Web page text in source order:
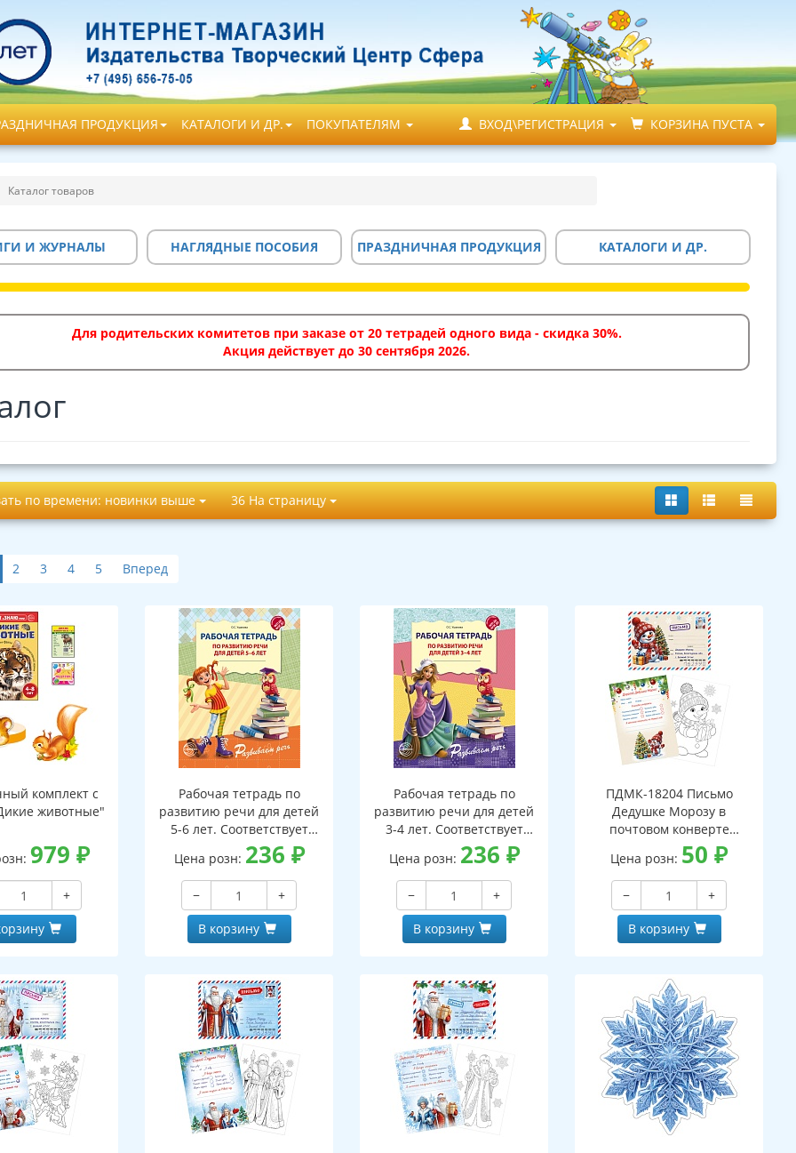
ПРОДУКЦИЯ КАТАЛОГИ И ДР. ПОКУПАТЕЛЯМ ВХОД\РЕГИСТРАЦИЯ КОРЗИНА ПУСТА
Каталог товаров
И ЖУРНАЛЫ НАГЛЯДНЫЕ ПОСОБИЯ ПРАЗДНИЧНАЯ ПРОДУКЦИЯ КАТАЛОГИ И ДР.
Для родительских комитетов при заказе от 20 тетрадей одного вида - скидка 30%.
Акция действует до 30 сентября 2026.
по времени: новинки выше 36 На страницу
2 3 4 5 Вперед
комплект с
животные"
979 ₽
+
Рабочая тетрадь по
развитию речи для детей
5-6 лет. Соответствует
ФГОС ДО - 3-е изд. испр.
Цена розн: 236 ₽
−
+
В корзину
Рабочая тетрадь по
развитию речи для детей
3-4 лет. Соответствует
ФГОС ДО - 3-е изд. испр.
Цена розн: 236 ₽
−
+
В корзину
ПДМК-18204 Письмо
Дедушке Морозу в
почтовом конверте
(конверт, письмо с текстом
и раскраской на обороте,
вырубная фигурка)
Цена розн: 50₽
−
+
В корзину